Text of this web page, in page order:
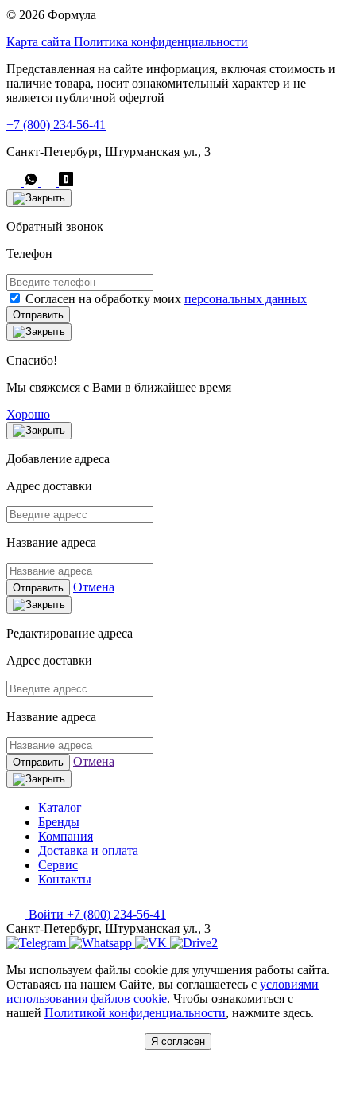
© 2026 Формула
Карта сайта Политика конфиденциальности
Представленная на сайте информация, включая стоимость и
наличие товара, носит ознакомительный характер и не
является публичной офертой
+7 (800) 234-56-41
Санкт-Петербург, Штурманская ул., 3
Обратный звонок
Телефон
Согласен на обработку моих персональных данных
Отправить
Спасибо!
Мы свяжемся с Вами в ближайшее время
Хорошо
Добавление адреса
Адрес доставки
Название адреса
Отправить Отмена
Редактирование адреса
Адрес доставки
Название адреса
Отправить Отмена
Каталог
Бренды
Компания
Доставка и оплата
Сервис
Контакты
Войти +7 (800) 234-56-41
Санкт-Петербург, Штурманская ул., 3
Мы используем файлы cookie для улучшения работы сайта.
Оставаясь на нашем Сайте, вы соглашаетесь с условиями
использования файлов cookie. Чтобы ознакомиться с
нашей Политикой конфиденциальности, нажмите здесь.
Я согласен